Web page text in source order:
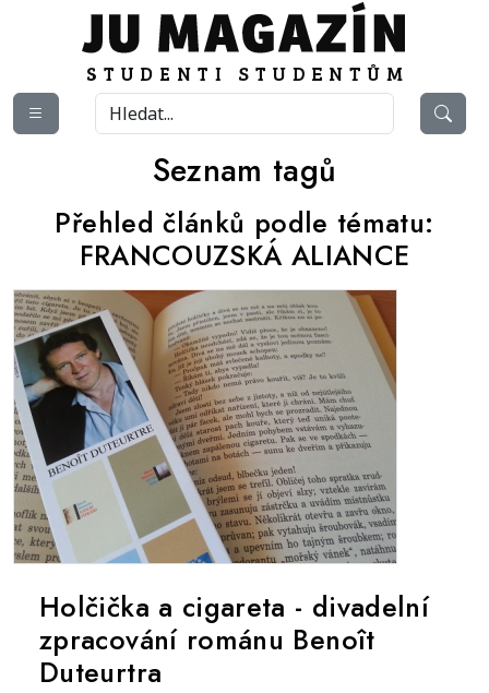
Seznam tagů
Přehled článků podle tématu:
FRANCOUZSKÁ ALIANCE
Holčička a cigareta - divadelní
zpracování románu Benoît
Duteurtra